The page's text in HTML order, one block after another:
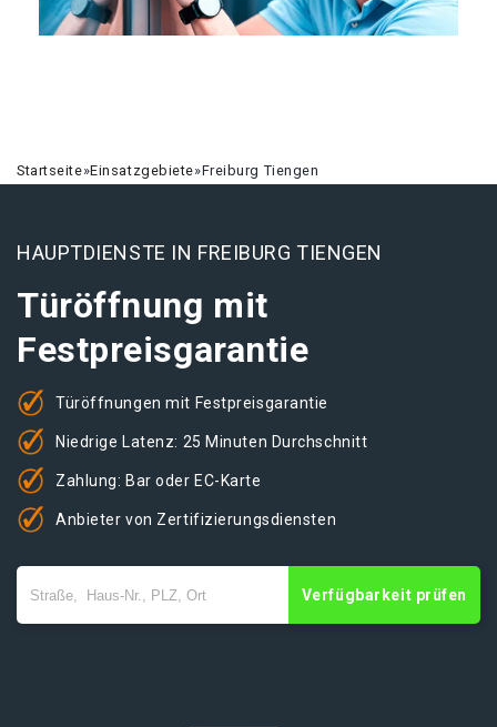
Startseite»Einsatzgebiete»Freiburg Tiengen
HAUPTDIENSTE IN FREIBURG TIENGEN
Türöffnung mit
Festpreisgarantie
Türöffnungen mit Festpreisgarantie
Niedrige Latenz: 25 Minuten Durchschnitt
Zahlung: Bar oder EC-Karte
Anbieter von Zertifizierungsdiensten
Verfügbarkeit prüfen